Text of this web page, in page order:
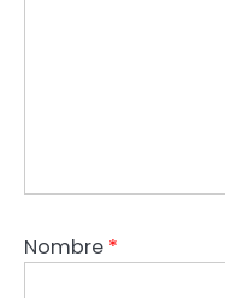
Nombre *